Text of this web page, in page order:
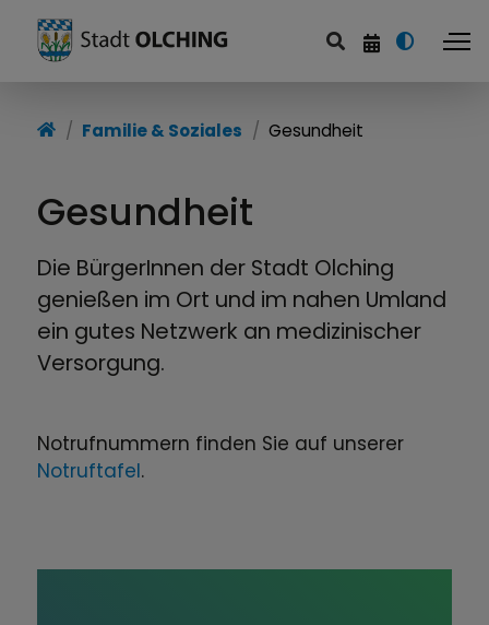
Familie & Soziales
Bildung & Freizeit
Wirtschaft & Infrastruktur
Stadtentwicklung
Familie & Soziales Gesundheit
Gesundheit
Die BürgerInnen der Stadt Olching
genießen im Ort und im nahen Umland
ein gutes Netzwerk an medizinischer
Versorgung.
Notrufnummern finden Sie auf unserer
Notruftafel.